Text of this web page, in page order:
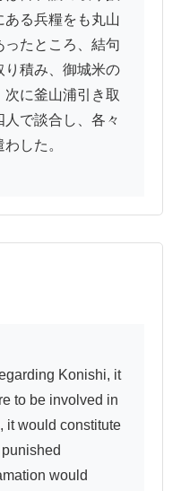
ある兵糧をも丸山
たところ、結句
り積み、御城米の
に釜山浦引き取
で談合し、各々
した。
to be involved in
it would constitute
would